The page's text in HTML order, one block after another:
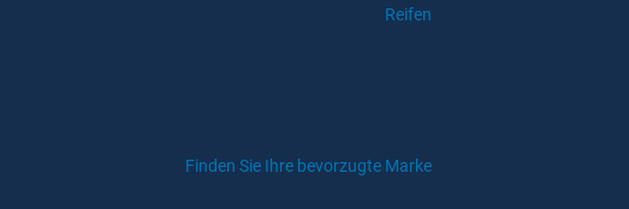
Reifen
Finden Sie Ihre bevorzugte Marke